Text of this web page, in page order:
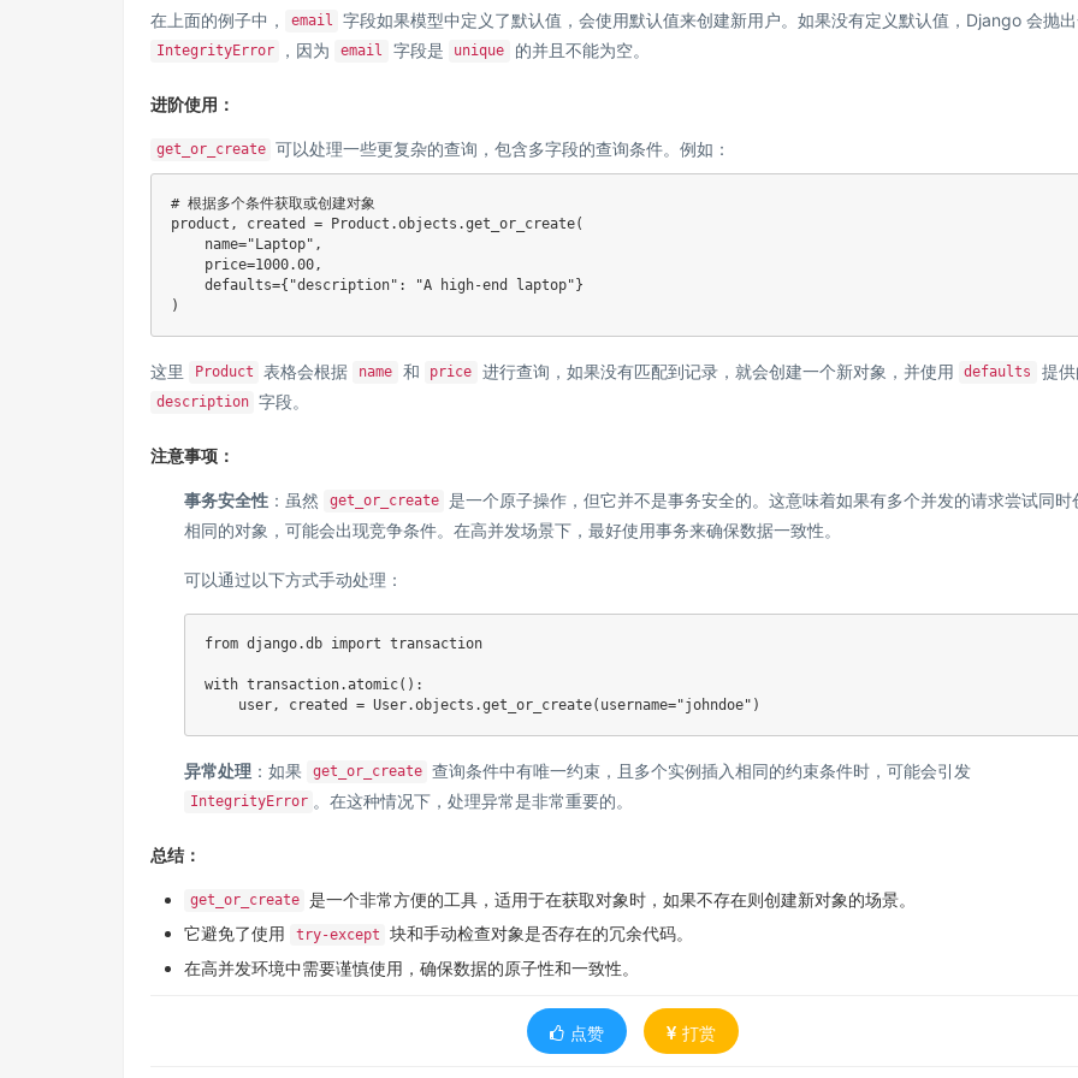
在上面的例子中， email 字段如果模型中定义了默认值，会使用默认值来创建新用户。如果没有定义默认值，Django 会抛
IntegrityError ，因为 email 字段是 unique 的并且不能为空。
进阶使用：
get_or_create 可以处理一些更复杂的查询，包含多字段的查询条件。例如：
# 根据多个条件获取或创建对象
product , created = Product .objects .get_or_create(
    name
="Laptop" ,
    price
=1000.00 ,
    defaults
={ "description" : "A high-end laptop"}
)
这里 Product 表格会根据 name 和 price 进行查询，如果没有匹配到记录，就会创建一个新对象，并使用 defaults 提
description 字段。
注意事项：
事务安全性 ：虽然 get_or_create 是一个原子操作，但它并不是事务安全的。这意味着如果有多个并发的请求尝试同时
相同的对象，可能会出现竞争条件。在高并发场景下，最好使用事务来确保数据一致性。
可以通过以下方式手动处理：
from django.db import transaction
with transaction.atomic( ) :
    user
, created = User.objects .get_or_create( username="johndoe" )
异常处理 ：如果 get_or_create 查询条件中有唯一约束，且多个实例插入相同的约束条件时，可能会引发
IntegrityError 。在这种情况下，处理异常是非常重要的。
总结：
get_or_create 是一个非常方便的工具，适用于在获取对象时，如果不存在则创建新对象的场景。
它避免了使用
try-except
块和手动检查对象是否存在的冗余代码。
在高并发环境中需要谨慎使用，确保数据的原子性和一致性。
点赞 打赏